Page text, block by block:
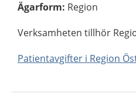
Ägarform: Region
Verksamheten tillhör
Patientavgifter i Region